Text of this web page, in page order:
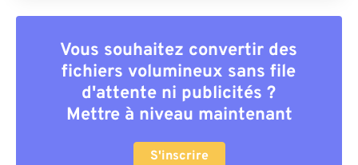
Vous souhaitez convertir des
fichiers volumineux sans file
d'attente ni publicités ?
Mettre à niveau maintenant
S'inscrire